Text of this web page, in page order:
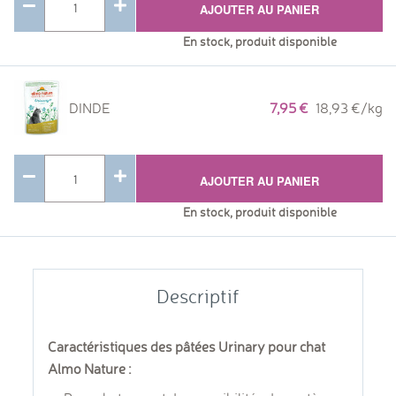
AJOUTER AU PANIER
En stock, produit disponible
DINDE 7,95 18,93 €/kg
AJOUTER AU PANIER
En stock, produit disponible
Descriptif
Caractéristiques des pâtées Urinary pour chat
Almo Nature :